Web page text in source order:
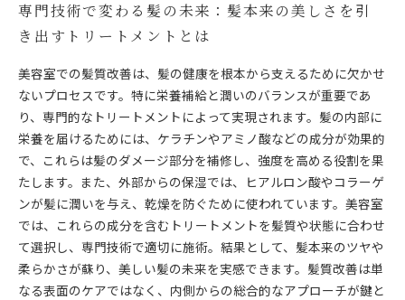
専門技術で変わる髪の未来：髪本来の美しさを引
き出すトリートメントとは
美容室での髪質改善は、髪の健康を根本から支えるために欠かせ
ないプロセスです。特に栄養補給と潤いのバランスが重要であ
り、専門的なトリートメントによって実現されます。髪の内部に
栄養を届けるためには、ケラチンやアミノ酸などの成分が効果的
で、これらは髪のダメージ部分を補修し、強度を高める役割を果
たします。また、外部からの保湿では、ヒアルロン酸やコラーゲ
ンが髪に潤いを与え、乾燥を防ぐために使われています。美容室
では、これらの成分を含むトリートメントを髪質や状態に合わせ
て選択し、専門技術で適切に施術。結果として、髪本来のツヤや
柔らかさが蘇り、美しい髪の未来を実感できます。髪質改善は単
なる表面のケアではなく、内側からの総合的なアプローチが鍵と